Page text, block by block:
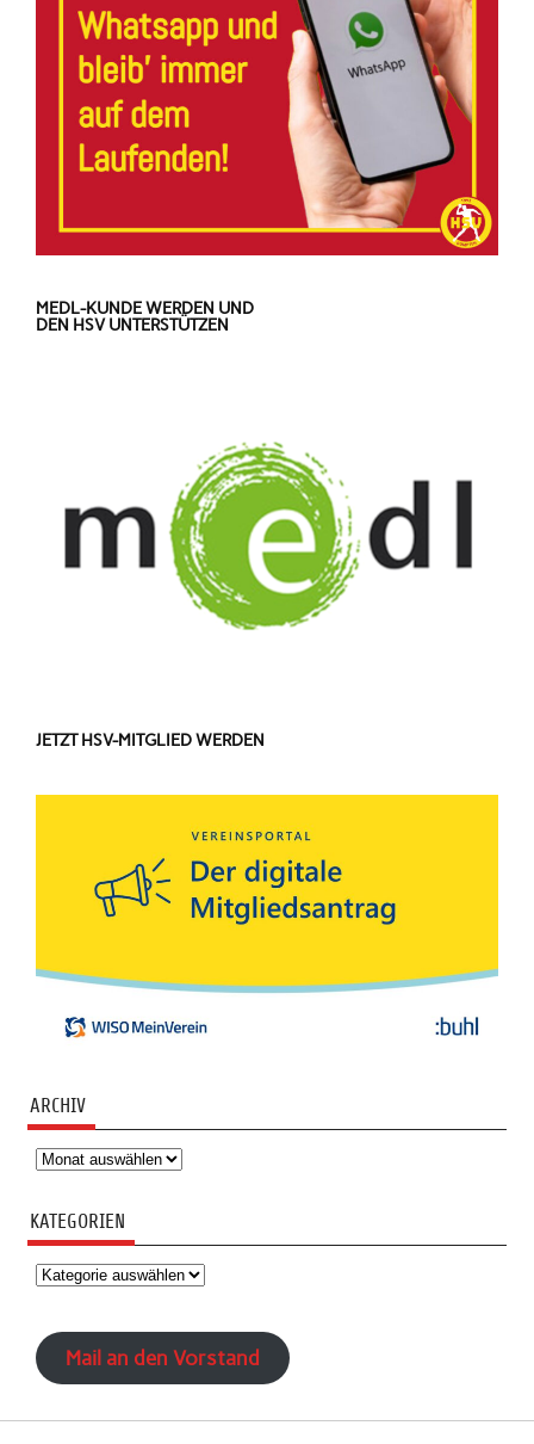
MEDL-KUNDE WERDEN UND
DEN HSV UNTERSTÜTZEN
JETZT HSV-MITGLIED WERDEN
ARCHIV
Archiv
KATEGORIEN
Kategorien
Mail an den Vorstand